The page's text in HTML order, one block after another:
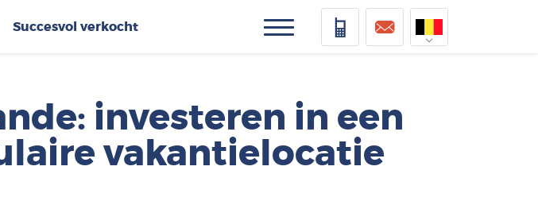
Succesvol verkocht
investeren in een
vakantielocatie